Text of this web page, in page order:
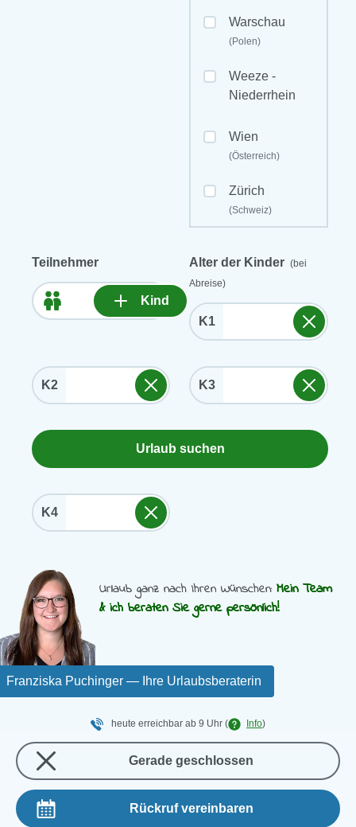
Warschau
(Polen)
Weeze -
Niederrhein
Wien
(Österreich)
Zürich
(Schweiz)
Teilnehmer
Kind
Alter der Kinder (bei
Abreise)
K1
K2 K3
K4
Urlaub suchen
Franziska Puchinger — Ihre Urlaubsberaterin
Urlaub ganz nach Ihren Wünschen: Mein Team
& ich beraten Sie gerne persönlich!
heute erreichbar ab 9 Uhr ( Info)
Gerade geschlossen
Rückruf vereinbaren